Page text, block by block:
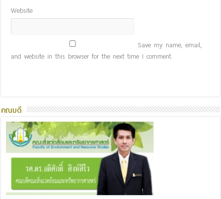
Website
Save my name, email,
and website in this browser for the next time I comment.
คณบดี